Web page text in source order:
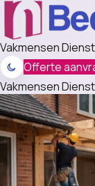
Vakmensen
Offerte
Vakmensen